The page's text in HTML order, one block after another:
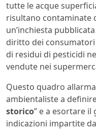
tutte le acque
risultano contaminate
un’inchiesta
diritto dei
di residui di pesticidi
vendute nei
Questo quadro
ambientaliste a
storico” e a esortare
indicazioni impartite